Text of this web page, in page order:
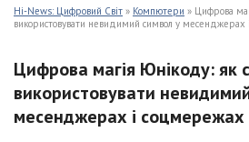
Hi-News: Цифровий Світ » Компютери » Цифрова
використовувати невидимий символ у месенджерах
Цифрова магія Юнікоду: як
використовувати
месенджерах і соцмережах